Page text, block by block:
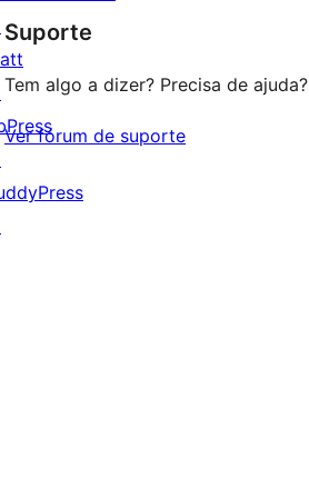
1
estrelas
Suporte
Tem algo a dizer? Precisa de ajuda?
Ver fórum de suporte